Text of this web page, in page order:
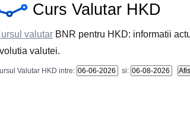
Curs Valutar HKD
valutar BNR pentru HKD: informatii
valutei.
Valutar HKD intre: si: